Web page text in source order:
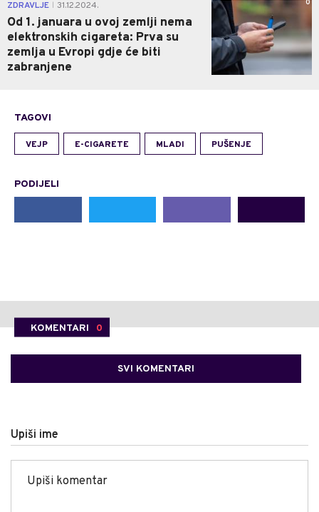
ZDRAVLJE 31.12.2024.
Od 1. januara u ovoj zemlji nema
elektronskih cigareta: Prva su
zemlja u Evropi gdje će biti
zabranjene
0
TAGOVI
VEJP E-CIGARETE MLADI PUŠENJE
PODIJELI
KOMENTARI 0
SVI KOMENTARI
Upiši ime